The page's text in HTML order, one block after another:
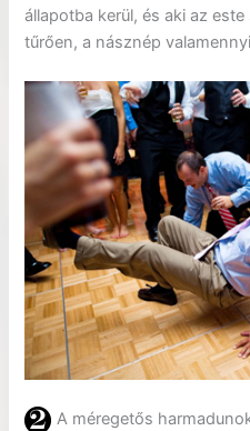
állapotba kerül, és aki az
tűrően, a násznép
A méregetős